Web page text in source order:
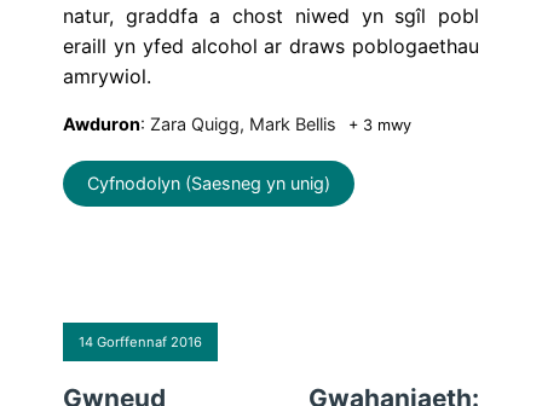
natur, graddfa a chost niwed yn sgîl pobl
eraill yn yfed alcohol ar draws poblogaethau
amrywiol.
Awduron: Zara Quigg, Mark Bellis + 3 mwy
Cyfnodolyn (Saesneg yn unig)
14 Gorffennaf 2016
Gwneud Gwahaniaeth: